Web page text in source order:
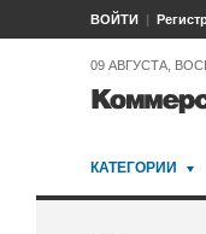
ВОЙТИ
09 АВГУСТА,
КАТЕГОРИИ